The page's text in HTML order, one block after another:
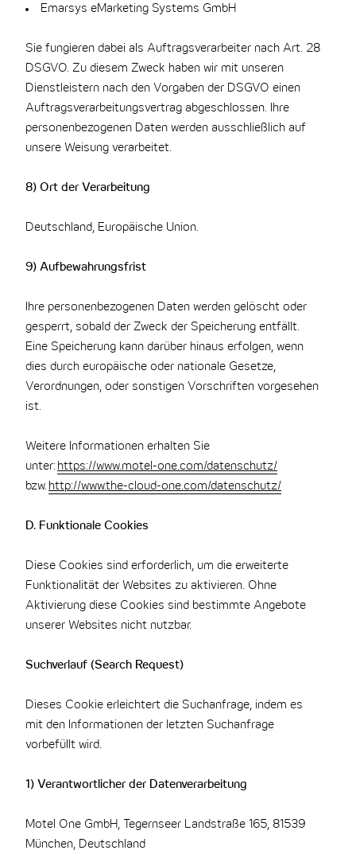
Emarsys eMarketing Systems GmbH
Sie fungieren dabei als Auftragsverarbeiter nach Art. 28
DSGVO. Zu diesem Zweck haben wir mit unseren
Dienstleistern nach den Vorgaben der DSGVO einen
Auftragsverarbeitungsvertrag abgeschlossen. Ihre
personenbezogenen Daten werden ausschließlich auf
unsere Weisung verarbeitet.
8) Ort der Verarbeitung
Deutschland, Europäische Union.
9) Aufbewahrungsfrist
Ihre personenbezogenen Daten werden gelöscht oder
gesperrt, sobald der Zweck der Speicherung entfällt.
Eine Speicherung kann darüber hinaus erfolgen, wenn
dies durch europäische oder nationale Gesetze,
Verordnungen, oder sonstigen Vorschriften vorgesehen
ist.
Weitere Informationen erhalten Sie
unter: https://www.motel-one.com/datenschutz/
bzw. http://www.the-cloud-one.com/datenschutz/
D. Funktionale Cookies
Diese Cookies sind erforderlich, um die erweiterte
Funktionalität der Websites zu aktivieren. Ohne
Aktivierung diese Cookies sind bestimmte Angebote
unserer Websites nicht nutzbar.
Suchverlauf (Search Request)
Dieses Cookie erleichtert die Suchanfrage, indem es
mit den Informationen der letzten Suchanfrage
vorbefüllt wird.
1) Verantwortlicher der Datenverarbeitung
Motel One GmbH, Tegernseer Landstraße 165, 81539
München, Deutschland